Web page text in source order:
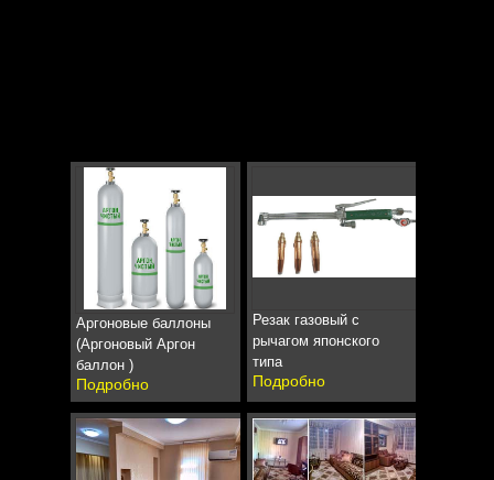
Аргоновые баллоны
(Аргоновый Аргон
баллон )
Подробно
Резак газовый с
рычагом японского
типа
Подробно